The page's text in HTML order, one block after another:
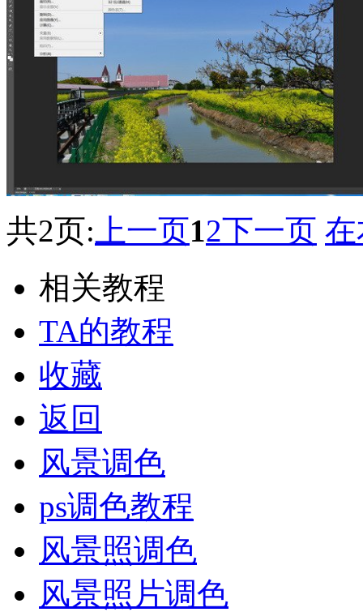
共2页: 上一页12下一页
相关教程
TA的教程
收藏
返回
风景调色
ps调色教程
风景照调色
风景照片调色